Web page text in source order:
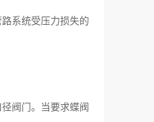
系统受压力损失的
阀门。当要求蝶阀